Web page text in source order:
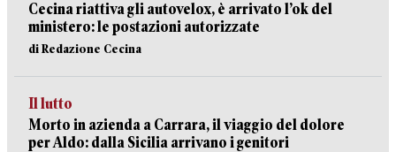
Cecina riattiva gli autovelox, è arrivato l’ok del
ministero: le postazioni autorizzate
di Redazione Cecina
Il lutto
Morto in azienda a Carrara, il viaggio del dolore
per Aldo: dalla Sicilia arrivano i genitori